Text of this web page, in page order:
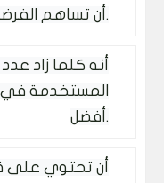
أن تساهم الفرضية في حل مشكلة.
أنه كلما زاد
المستخدمة في
أفضل.
أن تحتوي على